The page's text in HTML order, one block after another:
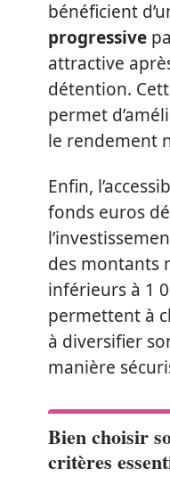
bénéficient
progressive
attractive
détention.
permet
le rendement
Enfin,
fonds euros
des montants
inférieurs à 1
permettent à
à diversifier
manière
Bien choisir
critères